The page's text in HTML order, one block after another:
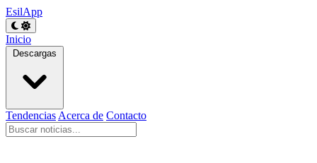
EsilApp
Inicio
Descargas
Tendencias Acerca de Contacto